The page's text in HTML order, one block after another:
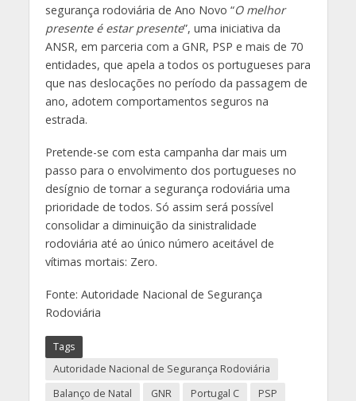
segurança rodoviária de Ano Novo “O melhor
presente é estar presente”, uma iniciativa da
ANSR, em parceria com a GNR, PSP e mais de 70
entidades, que apela a todos os portugueses para
que nas deslocações no período da passagem de
ano, adotem comportamentos seguros na
estrada.
Pretende-se com esta campanha dar mais um
passo para o envolvimento dos portugueses no
desígnio de tornar a segurança rodoviária uma
prioridade de todos. Só assim será possível
consolidar a diminuição da sinistralidade
rodoviária até ao único número aceitável de
vítimas mortais: Zero.
Fonte: Autoridade Nacional de Segurança
Rodoviária
Tags
Autoridade Nacional de Segurança Rodoviária
Balanço de Natal
GNR Portugal C
PSP